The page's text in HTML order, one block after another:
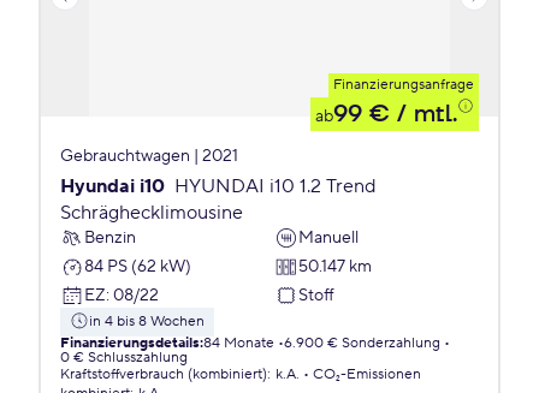
Finanzierungsanfrage
ab99 € / mtl.
Gebrauchtwagen | 2021
Hyundai i10 HYUNDAI i10 1.2 Trend
Schräghecklimousine
Benzin
Manuell
84 PS (62 kW)
50.147 km
EZ: 08/22 Stoff
in 4 bis 8 Wochen
Finanzierungsdetails:84 Monate 6.900 € Sonderzahlung
0 € Schlusszahlung
Kraftstoffverbrauch (kombiniert): k.A.
CO₂-Emissionen